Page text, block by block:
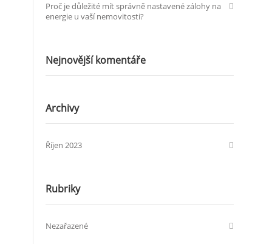
Proč je důležité mít správně nastavené zálohy na
energie u vaší nemovitosti?
Nejnovější komentáře
Archivy
Říjen 2023
Rubriky
Nezařazené